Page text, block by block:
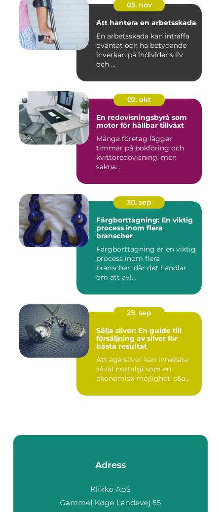
05. nov
Att hantera en arbetsskada
En arbetsskada kan inträffa
oväntat och ha betydande
inverkan på individens liv
och ...
02. okt
En redovisningsbyrå som
motor för hållbar tillväxt
Många företag lägger
timmar på bokföring och
kvittoredovisning, men
sakna...
30. sep
Färgborttagning: En viktig
process inom flera
branscher
Färgborttagning är en viktig
process inom flera
branscher, där det handlar
om att avl...
29. sep
Sälja silver: En guide till
försäljning av silver för
bästa resultat
Att äga silver kan innebära
såväl nostalgi som en
ekonomisk möjlighet, s&a...
Adress